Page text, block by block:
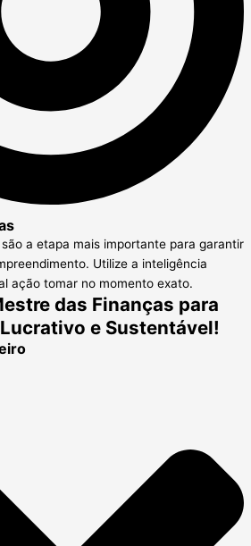
a etapa mais importante para garantir
Utilize a inteligência
ação tomar no momento exato.
das Finanças para
e Sustentável!